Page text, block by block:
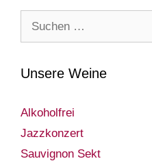
Unsere Weine
Alkoholfrei
Jazzkonzert
Sauvignon Sekt